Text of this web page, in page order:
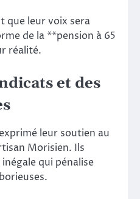
que leur voix sera
de la **pension à 65
réalité.
et des
leur soutien au
Morisien. Ils
qui pénalise